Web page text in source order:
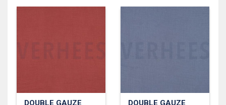
DOUBLE GAUZE DOUBLE GAUZE